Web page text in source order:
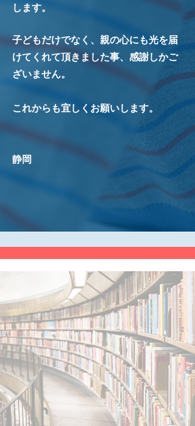
します。
子どもだけでなく、親の心にも光を届
けてくれて頂きました事、感謝しかご
ざいません。
​これからも宜しくお願いします。
​静岡